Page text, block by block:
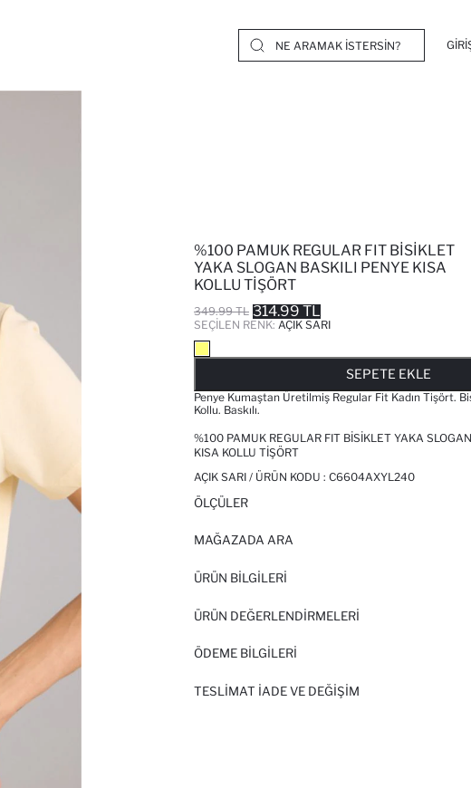
%100 PAMUK REGULAR FIT BISIKLET
YAKA SLOGAN BASKILI PENYE KISA
KOLLU TIŞÖRT
349.99 TL 314.99 TL
SEÇILEN RENK: AÇIK SARI
SEPETE EKLE
Penye Kumaştan Üretilmiş Regular Fit Kadın Tişört.
Kollu. Baskılı.
%100 PAMUK REGULAR FIT BISIKLET YAKA
KISA KOLLU TIŞÖRT
AÇIK SARI / ÜRÜN KODU : C6604AXYL240
ÖLÇÜLER
MAĞAZADA ARA
ÜRÜN BILGILERI
ÜRÜN DEĞERLENDİRMELERİ
ÖDEME BİLGİLERİ
TESLIMAT İADE VE DEĞIŞIM